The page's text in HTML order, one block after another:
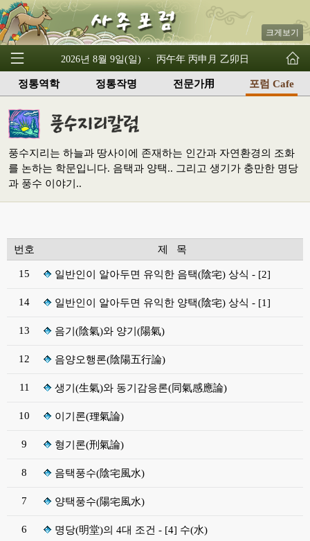
크게보기
2026년 8월 9일(일) ㆍ 丙午年 丙申月 乙卯日
정통역학 정통작명 전문가用 포럼 Cafe
풍수지리는 하늘과 땅사이에 존재하는 인간과 자연환경의 조화
를 논하는 학문입니다. 음택과 양택.. 그리고 생기가 충만한 명당
과 풍수 이야기..
번호 제 목
15 일반인이 알아두면 유익한 음택(陰宅) 상식 - [2]
14 일반인이 알아두면 유익한 양택(陰宅) 상식 - [1]
13 음기(陰氣)와 양기(陽氣)
12 음양오행론(陰陽五行論)
11 생기(生氣)와 동기감응론(同氣感應論)
10 이기론(理氣論)
9 형기론(刑氣論)
8 음택풍수(陰宅風水)
7 양택풍수(陽宅風水)
6 명당(明堂)의 4대 조건 - [4] 수(水)